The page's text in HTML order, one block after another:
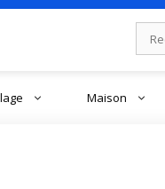
Maison